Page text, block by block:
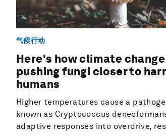
气候行动
Here's how climate
pushing fungi closer to
humans
Higher temperatures cause a
known as Cryptococcus
adaptive responses into overdrive,